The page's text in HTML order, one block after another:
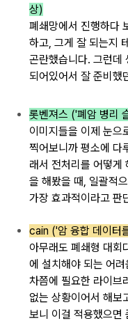
상)
폐쇄망에서 진행하다
하고, 그게 잘 되는지
곤란했습니다. 그런데
되어있어서 잘 준비했
롯벤져스 ('폐암 병리
이미지들을 이제 눈으
찍어보니까 평소에 다
래서 전처리를 어떻게
을 해봤을 때, 일괄적
가장 효과적이라고 판
cain ('암 융합 데이터
아무래도 폐쇄형 대회
에 설치해야 되는 어려
차쯤에 필요한 라이브
없는 상황이어서 해보
보니 이걸 적용했으면